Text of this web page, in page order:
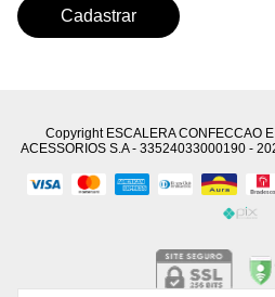
Copyright ESCALERA CONFECCAO
ACESSORIOS S.A - 33524033000190 -